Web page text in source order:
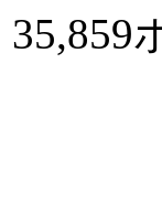
35,859